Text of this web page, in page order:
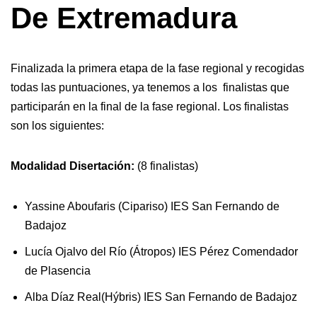
De Extremadura
Finalizada la primera etapa de la fase regional y recogidas
todas las puntuaciones, ya tenemos a los finalistas que
participarán en la final de la fase regional. Los finalistas
son los siguientes:
Modalidad Disertación: (8 finalistas)
Yassine Aboufaris (Cipariso) IES San Fernando de
Badajoz
Lucía Ojalvo del Río (Átropos) IES Pérez Comendador
de Plasencia
Alba Díaz Real(Hýbris) IES San Fernando de Badajoz